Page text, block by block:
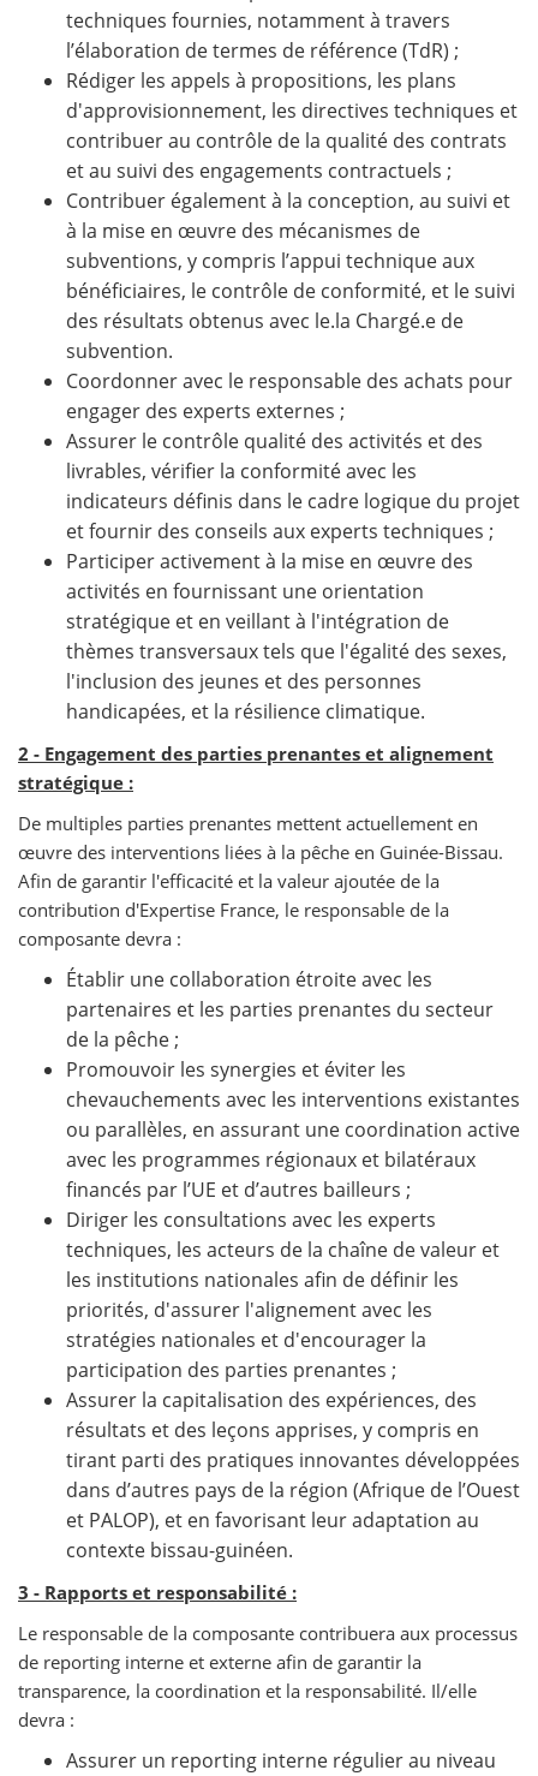
techniques fournies, notamment à travers
l’élaboration de termes de référence (TdR) ;
Rédiger les appels à propositions, les plans
d'approvisionnement, les directives techniques et
contribuer au contrôle de la qualité des contrats
et au suivi des engagements contractuels ;
Contribuer également à la conception, au suivi et
à la mise en œuvre des mécanismes de
subventions, y compris l’appui technique aux
bénéficiaires, le contrôle de conformité, et le suivi
des résultats obtenus avec le.la Chargé.e de
subvention.
Coordonner avec le responsable des achats pour
engager des experts externes ;
Assurer le contrôle qualité des activités et des
livrables, vérifier la conformité avec les
indicateurs définis dans le cadre logique du projet
et fournir des conseils aux experts techniques ;
Participer activement à la mise en œuvre des
activités en fournissant une orientation
stratégique et en veillant à l'intégration de
thèmes transversaux tels que l'égalité des sexes,
l'inclusion des jeunes et des personnes
handicapées, et la résilience climatique.
2 - Engagement des parties prenantes et alignement
stratégique :
De multiples parties prenantes mettent actuellement en
œuvre des interventions liées à la pêche en Guinée-Bissau.
Afin de garantir l'efficacité et la valeur ajoutée de la
contribution d'Expertise France, le responsable de la
composante devra :
Établir une collaboration étroite avec les
partenaires et les parties prenantes du secteur
de la pêche ;
Promouvoir les synergies et éviter les
chevauchements avec les interventions existantes
ou parallèles, en assurant une coordination active
avec les programmes régionaux et bilatéraux
financés par l’UE et d’autres bailleurs ;
Diriger les consultations avec les experts
techniques, les acteurs de la chaîne de valeur et
les institutions nationales afin de définir les
priorités, d'assurer l'alignement avec les
stratégies nationales et d'encourager la
participation des parties prenantes ;
Assurer la capitalisation des expériences, des
résultats et des leçons apprises, y compris en
tirant parti des pratiques innovantes développées
dans d’autres pays de la région (Afrique de l’Ouest
et PALOP), et en favorisant leur adaptation au
contexte bissau-guinéen.
3 - Rapports et responsabilité :
Le responsable de la composante contribuera aux processus
de reporting interne et externe afin de garantir la
transparence, la coordination et la responsabilité. Il/elle
devra :
Assurer un reporting interne régulier au niveau